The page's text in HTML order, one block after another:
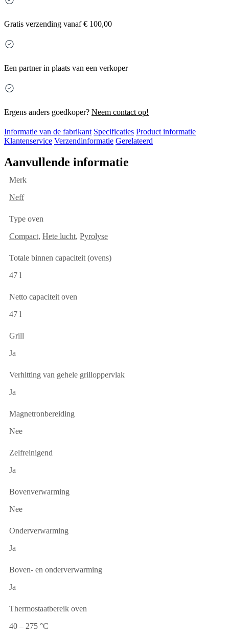
Gratis verzending vanaf € 100,00
Een partner in plaats van een verkoper
Ergens anders goedkoper? Neem contact op!
Informatie van de fabrikant Specificaties Product informatie
Klantenservice Verzendinformatie Gerelateerd
Aanvullende informatie
Merk
Neff
Type oven
Compact, Hete lucht, Pyrolyse
Totale binnen capaciteit (ovens)
47 l
Netto capaciteit oven
47 l
Grill
Ja
Verhitting van gehele grilloppervlak
Ja
Magnetronbereiding
Nee
Zelfreinigend
Ja
Bovenverwarming
Nee
Onderverwarming
Ja
Boven- en onderverwarming
Ja
Thermostaatbereik oven
40 – 275 °C